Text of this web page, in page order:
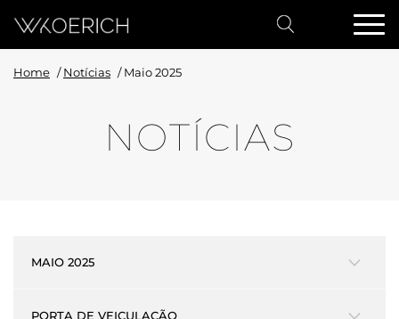
Home /Notícias /Maio 2025
NOTÍCIAS
MAIO 2025
PORTA DE VEICULAÇÃO